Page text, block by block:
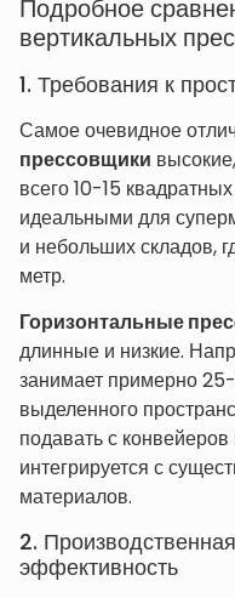
Подробное
вертикальных
1. Требования к
Самое очевидное
прессовщики
всего 10-15
идеальными для
и небольших складов,
метр.
Горизонтальные
длинные и низкие.
занимает примерно
выделенного
подавать с
интегрируется с
материалов.
2.
эффективность